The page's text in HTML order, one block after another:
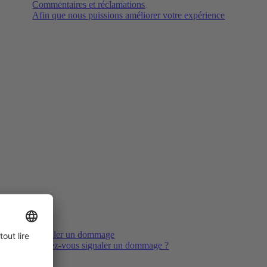
Commentaires et réclamations
Afin que nous puissions améliorer votre expérience
Signaler un dommage
Voulez-vous signaler un dommage ?